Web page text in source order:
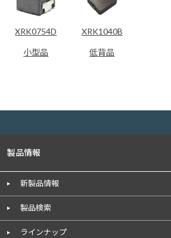
XRK0754D
小型品
XRK1040B
低背品
製品情報
新製品情報
製品検索
ラインナップ